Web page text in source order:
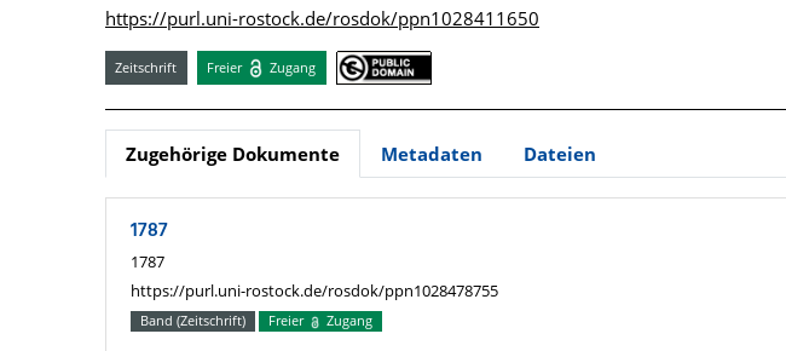
https://purl.uni-rostock.de/rosdok/ppn1028411650
Zeitschrift Freier Zugang
Zugehörige Dokumente Metadaten Dateien
1787
1787
https://purl.uni-rostock.de/rosdok/ppn1028478755
Band (Zeitschrift) Freier Zugang